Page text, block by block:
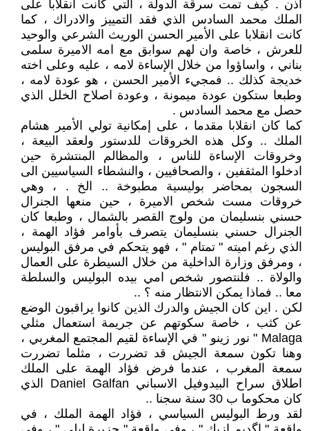
اذن . كيف تمت سرقة الدولة ، التي كانت انقلابا على
الملك محمد السادس الذي فقد التمييز والادراك ، كما
كانت انقلابا على الأمير الحسن الوريث الشرعي والوحيد
للعرش ، خاصة وان لهم سوابق مع امه الاميرة سلمى
بناني ، واساؤوا من خلال الإساءة لامه ، عليه وعلى اخته
خديجة كذلك .. فمجيء الأمير الحسن ، هو عودة لامه ،
وطبعا ستكون عودة ميمونة ، وعودة اصلاح الخلل الذي
حصل مع محمد السادس .
كما كان انقلابا مقدما ، على إمكانية تولي الأمير هشام
الملك .. وكل هذه الخروقات للدستور ولعقد البيعة ،
وخروقات الإساءة للناس ، والمظالم المنتشرة حين
ادخلوا المثقفين ، والصحافيين ، والنشطاء السياسيين الى
السجون بمحاضر بوليسية مطبوخة .. الخ . ، وهي
خروقات مست شخص الاميرة ، حين منعها الجنرال
حسني بنسليمان من ولوج القصر بالشمال ، وطبعا كان
الجنرال حسني بنسليمان يتصرف بأوامر فؤاد الهمة ،
الذي رغم اميته " تمتام " ، فهو يتحكم في مرفق البوليس
، ومرفق وزارة الداخلية من خلال السيطرة على العمال
والولاة .. فلنتصور شخص امي بيده البوليس والسلطة
معا .. فماذا يمكن الانتظار منه ؟ ..
لكن . اين كان الجيش والدرك الذين كانوا يراقبون الوضع
عن كثب ، خاصة سكوتهم عن جريمة استعمال مثلي
Malaga " نور زينو " في الإساءة لقيم المجتمع المغربي ،
وهنا تكون سمعة الجيش قد تضررت ، مثلما تضررت
سمعة المغرب ، عندما فرض فؤاد الهمة على الملك
اطلاق سراح البيدوفيل الاسباني Daniel Galfan الذي
كان محكوما ب 30 سنة سجنا ..
لقد ورط البوليس السياسي ، فؤاد الهمة الملك ، في